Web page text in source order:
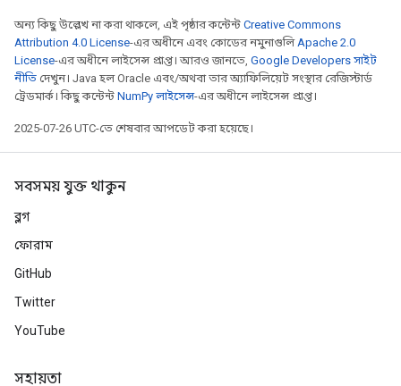
অন্য কিছু উল্লেখ না করা থাকলে, এই পৃষ্ঠার কন্টেন্ট Creative Commons
Attribution 4.0 License-এর অধীনে এবং কোডের নমুনাগুলিApache 2.0
License-এর অধীনে লাইসেন্স প্রাপ্ত। আরও জানতে, Google Developers সাইট
নীতি দেখুন। Java হল Oracle এবং/অথবা তার অ্যাফিলিয়েট সংস্থার রেজিস্টার্ড
ট্রেডমার্ক। কিছু কন্টেন্ট NumPy লাইসেন্স-এর অধীনে লাইসেন্স প্রাপ্ত।
2025-07-26 UTC-তে শেষবার আপডেট করা হয়েছে।
সবসময় যুক্ত থাকুন
ব্লগ
ফোরাম
GitHub
Twitter
YouTube
সহায়তা